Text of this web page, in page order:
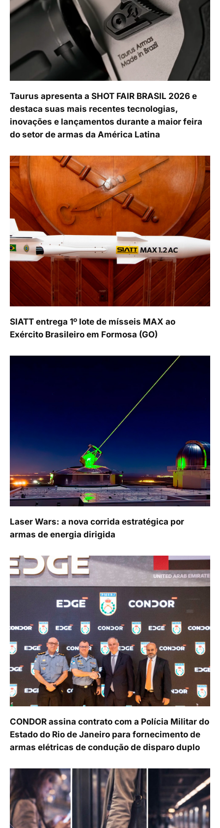
Taurus apresenta a SHOT FAIR BRASIL 2026 e
destaca suas mais recentes tecnologias,
inovações e lançamentos durante a maior feira
do setor de armas da América Latina
SIATT entrega 1º lote de mísseis MAX ao
Exército Brasileiro em Formosa (GO)
Laser Wars: a nova corrida estratégica por
armas de energia dirigida
CONDOR assina contrato com a Polícia Militar do
Estado do Rio de Janeiro para fornecimento de
armas elétricas de condução de disparo duplo